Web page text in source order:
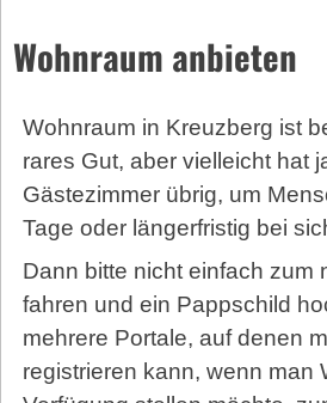
Wohnraum anbieten
Wohnraum in Kreuzberg ist
rares Gut, aber vielleicht hat
Gästezimmer übrig, um
Tage oder längerfristig bei
Dann bitte nicht einfach zum
fahren und ein Pappschild
mehrere Portale, auf denen
registrieren kann, wenn man